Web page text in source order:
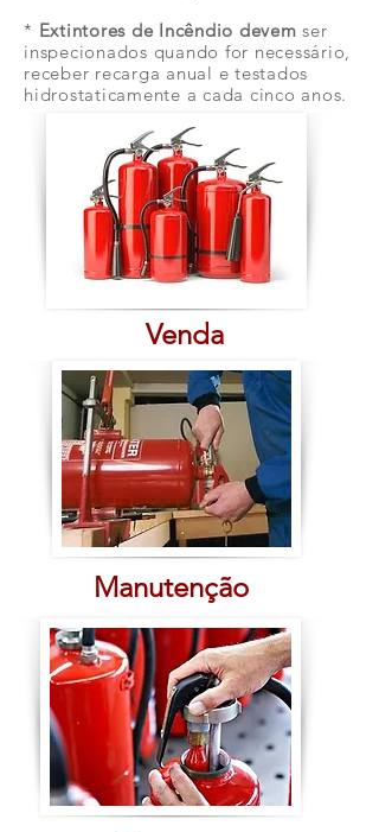
* Extintores de Incêndio devem ser
inspecionados quando for necessário,
receber recarga anual e testados
hidrostaticamente a cada cinco anos.
Venda
Manutenção